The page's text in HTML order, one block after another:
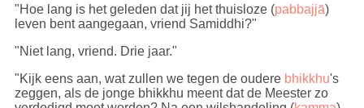
"Hoe lang is het geleden dat jij het thuisloze (pabbajjā)
leven bent aangegaan, vriend Samiddhi?"
"Niet lang, vriend. Drie jaar."
"Kijk eens aan, wat zullen we tegen de oudere bhikkhu's
zeggen, als de jonge bhikkhu meent dat de Meester zo